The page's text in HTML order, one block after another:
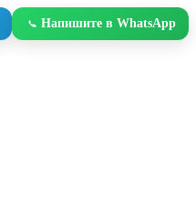
Напишите в WhatsApp